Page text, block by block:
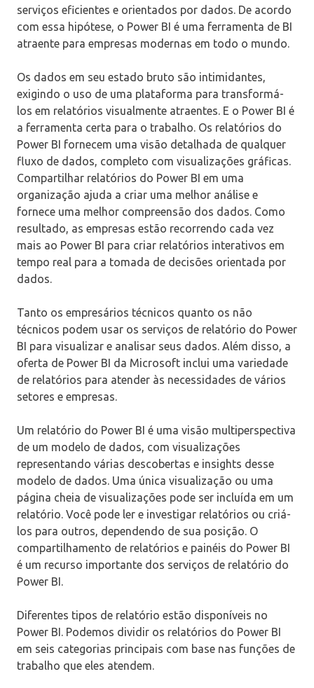
serviços eficientes e orientados por dados. De acordo
com essa hipótese, o Power BI é uma ferramenta de BI
atraente para empresas modernas em todo o mundo.
Os dados em seu estado bruto são intimidantes,
exigindo o uso de uma plataforma para transformá-
los em relatórios visualmente atraentes. E o Power BI é
a ferramenta certa para o trabalho. Os relatórios do
Power BI fornecem uma visão detalhada de qualquer
fluxo de dados, completo com visualizações gráficas.
Compartilhar relatórios do Power BI em uma
organização ajuda a criar uma melhor análise e
fornece uma melhor compreensão dos dados. Como
resultado, as empresas estão recorrendo cada vez
mais ao Power BI para criar relatórios interativos em
tempo real para a tomada de decisões orientada por
dados.
Tanto os empresários técnicos quanto os não
técnicos podem usar os serviços de relatório do Power
BI para visualizar e analisar seus dados. Além disso, a
oferta de Power BI da Microsoft inclui uma variedade
de relatórios para atender às necessidades de vários
setores e empresas.
Um relatório do Power BI é uma visão multiperspectiva
de um modelo de dados, com visualizações
representando várias descobertas e insights desse
modelo de dados. Uma única visualização ou uma
página cheia de visualizações pode ser incluída em um
relatório. Você pode ler e investigar relatórios ou criá-
los para outros, dependendo de sua posição. O
compartilhamento de relatórios e painéis do Power BI
é um recurso importante dos serviços de relatório do
Power BI.
Diferentes tipos de relatório estão disponíveis no
Power BI. Podemos dividir os relatórios do Power BI
em seis categorias principais com base nas funções de
trabalho que eles atendem.